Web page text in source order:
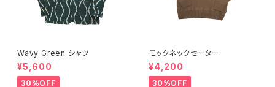
Wavy Green シャツ
¥5,600
30%OFF
モックネックセーター
¥4,200
30%OFF